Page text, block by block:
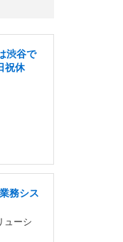
渋谷で
祝休
務シス
ューシ